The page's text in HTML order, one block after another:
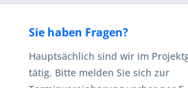
Sie haben Fragen?
Hauptsächlich sind wir im
tätig. Bitte melden Sie sich zur